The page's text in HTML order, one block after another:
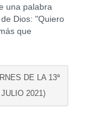
una palabra
Dios: "Quiero
que
DE LA 13ª
2021)